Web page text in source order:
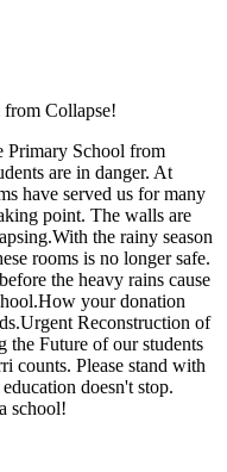
from Collapse!
Primary School from
are in danger. At
have served us for many
point. The walls are
​With the rainy season
rooms is no longer safe.
the heavy rains cause
​How your donation
​Urgent Reconstruction of
the Future of our students
counts. Please stand with
doesn't stop.
school!